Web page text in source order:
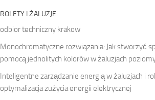
ROLETY I ŻALUZJE
odbior techniczny krakow
Monochromatyczne rozwiązania: Jak stworzyć
pomocą jednolitych kolorów w żaluzjach
Inteligentne zarządzanie energią w żaluzjach i
optymalizacja zużycia energii elektrycznej